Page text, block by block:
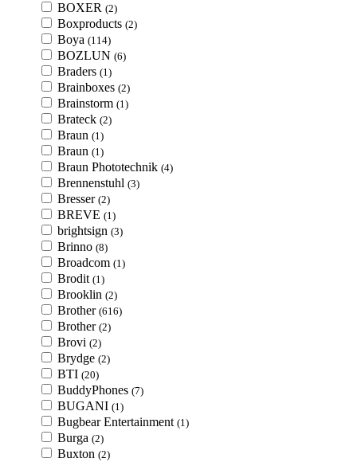
BOXER (2)
Boxproducts (2)
Boya (114)
BOZLUN (6)
Braders (1)
Brainboxes (2)
Brainstorm (1)
Brateck (2)
Braun (1)
Braun (1)
Braun Phototechnik (4)
Brennenstuhl (3)
Bresser (2)
BREVE (1)
brightsign (3)
Brinno (8)
Broadcom (1)
Brodit (1)
Brooklin (2)
Brother (616)
Brother (2)
Brovi (2)
Brydge (2)
BTI (20)
BuddyPhones (7)
BUGANI (1)
Bugbear Entertainment (1)
Burga (2)
Buxton (2)